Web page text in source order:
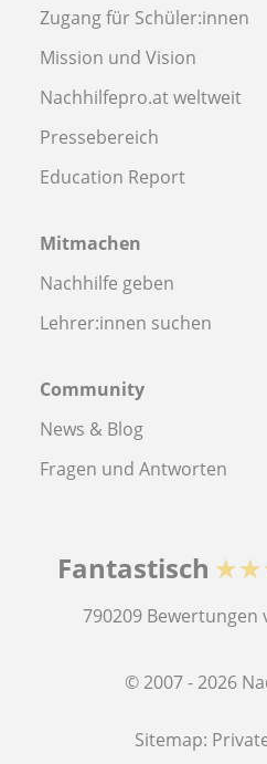
Zugang für Schüler:innen
Mission und Vision
Nachhilfepro.at weltweit
Pressebereich
Education Report
Mitmachen
Nachhilfe geben
Lehrer:innen suchen
Community
News & Blog
Fragen und Antworten
Fantastisch
790209 Bewertungen
© 2007 - 2026
Sitemap: